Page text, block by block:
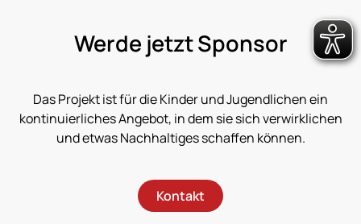
Werde jetzt Sponsor
Das Projekt ist für die Kinder und Jugendlichen ein
kontinuierliches Angebot, in dem sie sich verwirklichen
und etwas Nachhaltiges schaffen können.
Kontakt